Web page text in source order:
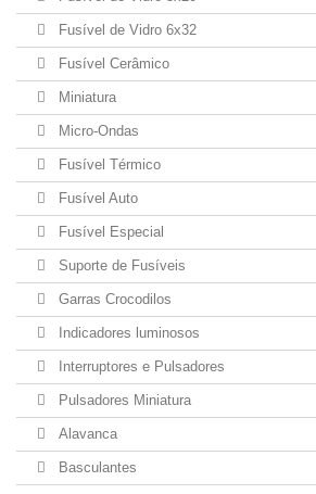
Fusível de Vidro 6x32
Fusível Cerâmico
Miniatura
Micro-Ondas
Fusível Térmico
Fusível Auto
Fusível Especial
Suporte de Fusíveis
Garras Crocodilos
Indicadores luminosos
Interruptores e Pulsadores
Pulsadores Miniatura
Alavanca
Basculantes